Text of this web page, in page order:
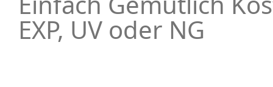
EXP, UV oder NG